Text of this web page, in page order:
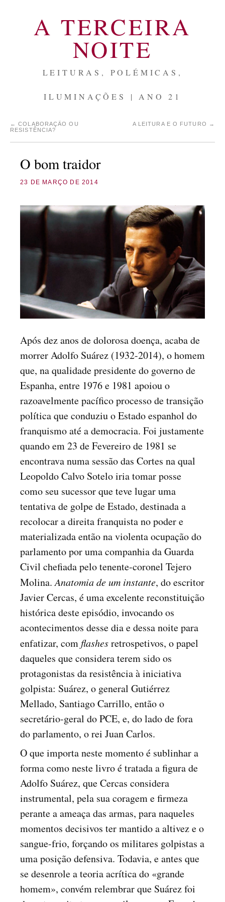
A TERCEIRA
NOITE
LEITURAS, POLÉMICAS,
ILUMINAÇÕES | ANO 21
← COLABORAÇÃO OU
RESISTÊNCIA?
A LEITURA E O FUTURO →
O bom traidor
23 DE MARÇO DE 2014
Após dez anos de dolorosa doença, acaba de
morrer Adolfo Suárez (1932-2014), o homem
que, na qualidade presidente do governo de
Espanha, entre 1976 e 1981 apoiou o
razoavelmente pacífico processo de transição
política que conduziu o Estado espanhol do
franquismo até a democracia. Foi justamente
quando em 23 de Fevereiro de 1981 se
encontrava numa sessão das Cortes na qual
Leopoldo Calvo Sotelo iria tomar posse
como seu sucessor que teve lugar uma
tentativa de golpe de Estado, destinada a
recolocar a direita franquista no poder e
materializada então na violenta ocupação do
parlamento por uma companhia da Guarda
Civil chefiada pelo tenente-coronel Tejero
Molina.Anatomia de um instante, do escritor
Javier Cercas, é uma excelente reconstituição
histórica deste episódio, invocando os
acontecimentos desse dia e dessa noite para
enfatizar, com flashesretrospetivos, o papel
daqueles que considera terem sido os
protagonistas da resistência à iniciativa
golpista: Suárez, o general Gutiérrez
Mellado, Santiago Carrillo, então o
secretário-geral do PCE, e, do lado de fora
do parlamento, o rei Juan Carlos.
O que importa neste momento é sublinhar a
forma como neste livro é tratada a figura de
Adolfo Suárez, que Cercas considera
instrumental, pela sua coragem e firmeza
perante a ameaça das armas, para naqueles
momentos decisivos ter mantido a altivez e o
sangue-frio, forçando os militares golpistas a
uma posição defensiva. Todavia, e antes que
se desenrole a teoria acrítica do «grande
homem», convém relembrar que Suárez foi